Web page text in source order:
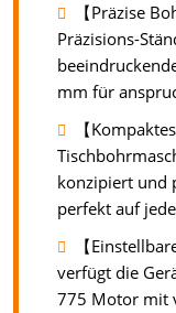
【Präzise
Präzisions-
mm für
【
konzipiert und
perfekt auf
【
verfügt die
775 Motor mit